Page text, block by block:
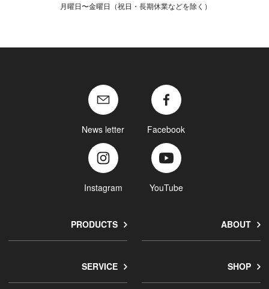
月曜日〜金曜日（祝日・長期休業などを除く）
News letter Facebook
Instagram YouTube
PRODUCTS ABOUT
SERVICE SHOP